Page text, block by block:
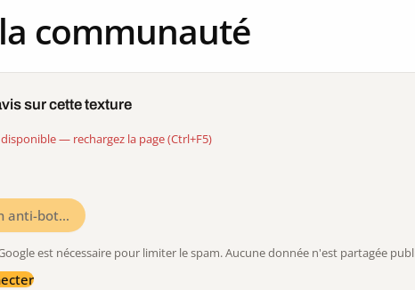
communauté
sur cette texture
— rechargez la page (Ctrl+F5)
anti-bot…
est nécessaire pour limiter le spam. Aucune donnée n'est partagée